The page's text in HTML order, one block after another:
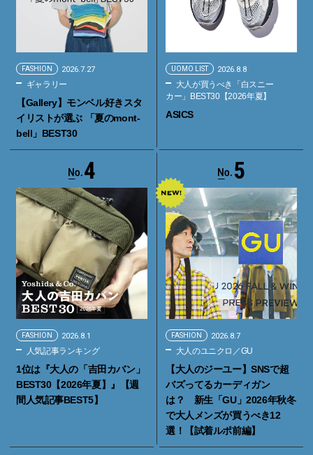
FASHION 2026.7.27
ギャラリー
【Gallery】モンベル好きスタ
イリストが選ぶ 「夏のmont-
bell」BEST30
UOMO LIST 2026.8.8
大人が買うべき「白スニー
カー」BEST30【2026年夏】
ASICS
4
FASHION 2026.8.1
人気記事ランキング
1位は『大人の「吉田カバン」
BEST30【2026年夏】』【週
間人気記事BEST5】
5
FASHION 2026.8.7
大人のユニクロ／GU
【大人のジーユー】SNSで超
バズってるカーディガン
は？ 新生「GU」2026年秋冬
で大人メンズが買うべき12
選！【試着ルポ前編】